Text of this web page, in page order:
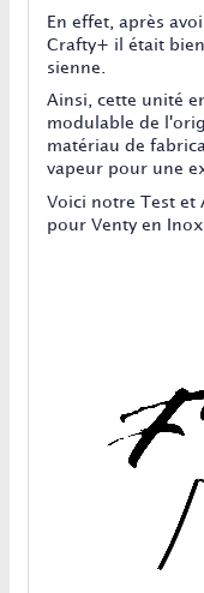
En effet, après
Crafty+ il était
sienne.
Ainsi, cette unité
modulable de
matériau de
vapeur pour une
Voici notre Test et
pour Venty en